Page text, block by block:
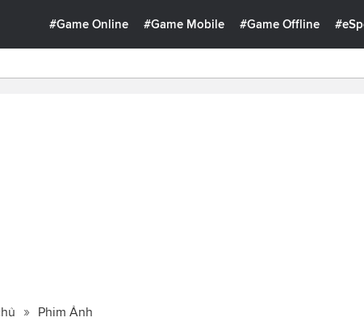
#Game Online #Game Mobile #Game Offline
Phim Ảnh